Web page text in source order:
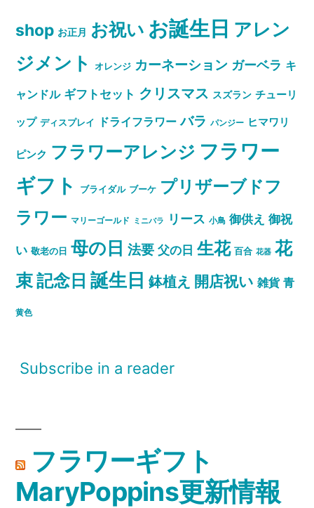
shop お正月 お祝い お誕生日 アレン
ジメント
オレンジ カーネーション ガーベラ キ
ャンドル ギフトセット クリスマス スズラン チューリ
ップ ディスプレイ ドライフラワー バラ パンジー ヒマワリ
ピンク フラワーアレンジ フラワー
ギフト
ブライダル ブーケ プリザーブドフ
ラワー マリーゴールド ミニバラ リース 小鳥 御供え 御祝
い 敬老の日 母の日 法要 父の日 生花 百合 花器 花
束記念日 誕生日 鉢植え 開店祝い 雑貨 青
黄色
Subscribe in a reader
フラワーギフト
MaryPoppins更新情報